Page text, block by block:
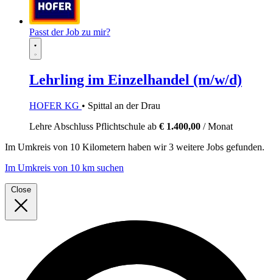
Passt der Job zu mir?
Lehrling im Einzelhandel (m/w/d)
HOFER KG • Spittal an der Drau
Lehre Abschluss Pflichtschule ab € 1.400,00 / Monat
Im Umkreis von 10 Kilometern haben wir3 weitere Jobs gefunden.
Im Umkreis von 10 km suchen
Close